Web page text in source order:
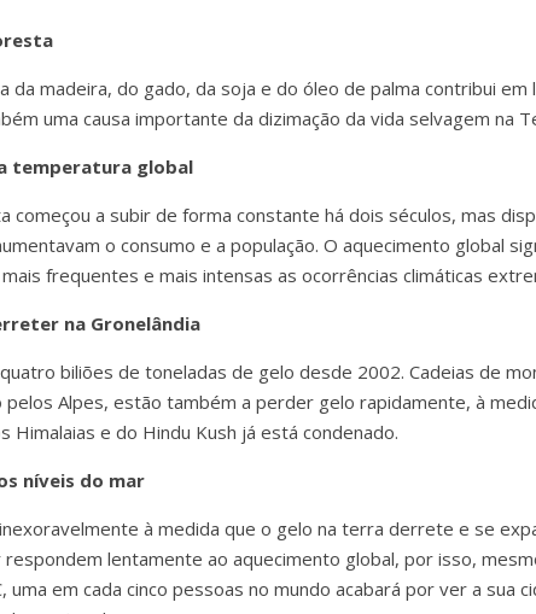
da madeira, do gado, da soja e do óleo de palma contribui em
uma causa importante da dizimação da vida selvagem na
temperatura global
começou a subir de forma constante há dois séculos, mas
o consumo e a população. O aquecimento global
frequentes e mais intensas as ocorrências climáticas
na Gronelândia
biliões de toneladas de gelo desde 2002. Cadeias de
pelos Alpes, estão também a perder gelo rapidamente, à
Himalaias e do Hindu Kush já está condenado.
níveis do mar
à medida que o gelo na terra derrete e se
lentamente ao aquecimento global, por isso,
uma em cada cinco pessoas no mundo acabará por ver a sua